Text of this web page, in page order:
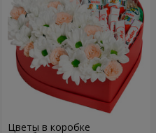
Цветы в коробке